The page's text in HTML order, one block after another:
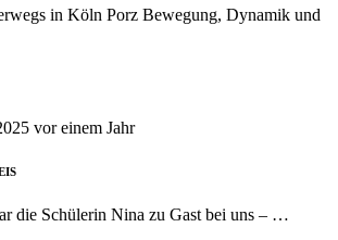
in Köln Porz Bewegung, Dynamik und
vor einem Jahr
die Schülerin Nina zu Gast bei uns – …